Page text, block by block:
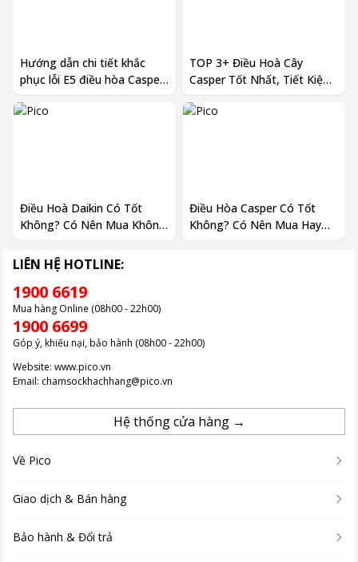
Hướng dẫn chi tiết khắc
phục lỗi E5 điều hòa Casper
TOP 3+ Điều Hoà Cây
Casper Tốt Nhất, Tiết Kiệm
Điều Hoà Daikin Có Tốt
Không? Có Nên Mua Không
Điều Hòa Casper Có Tốt
Không? Có Nên Mua Hay
LIÊN HỆ HOTLINE:
1900 6619
Mua hàng Online (08h00 - 22h00)
1900 6699
Góp ý, khiếu nại, bảo hành (08h00 - 22h00)
Website: www.pico.vn
Email: chamsockhachhang@pico.vn
Hệ thống cửa hàng →
Về Pico
Giao dịch & Bán hàng
Bảo hành & Đổi trả